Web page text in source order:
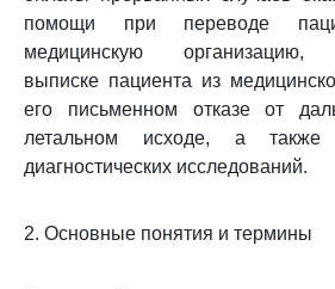
помощи при переводе
медицинскую организацию,
выписке пациента из
его письменном отказе от
летальном исходе, а также
диагностических исследований.
2. Основные понятия и термины